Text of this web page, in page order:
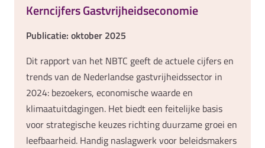
Kerncijfers Gastvrijheidseconomie
Publicatie: oktober 2025
Dit rapport van het NBTC geeft de actuele cijfers en
trends van de Nederlandse gastvrijheidssector in
2024: bezoekers, economische waarde en
klimaatuitdagingen. Het biedt een feitelijke basis
voor strategische keuzes richting duurzame groei en
leefbaarheid. Handig naslagwerk voor beleidsmakers